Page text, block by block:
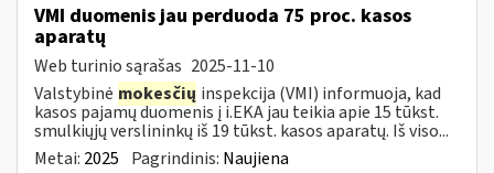
VMI duomenis jau perduoda 75 proc. kasos
aparatų
Web turinio sąrašas 2025-11-10
Valstybinė mokesčių inspekcija (VMI) informuoja, kad
kasos pajamų duomenis į i.EKA jau teikia apie 15 tūkst.
smulkiųjų verslininkų iš 19 tūkst. kasos aparatų. Iš viso...
Metai: 2025 Pagrindinis: Naujiena